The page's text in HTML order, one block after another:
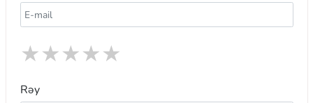
★
★
★
★
★
Rəy